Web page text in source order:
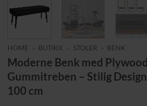
HOME BUTIKK STOLER BENK
Moderne Benk med
Gummitreben – Stilig
100 cm